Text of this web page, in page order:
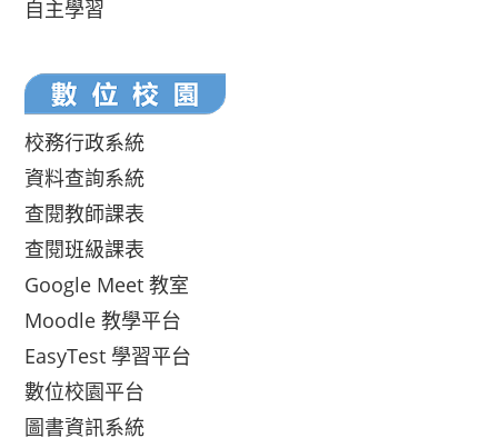
自主學習
校務行政系統
資料查詢系統
查閱教師課表
查閱班級課表
Google Meet 教室
Moodle 教學平台
EasyTest 學習平台
數位校園平台
圖書資訊系統